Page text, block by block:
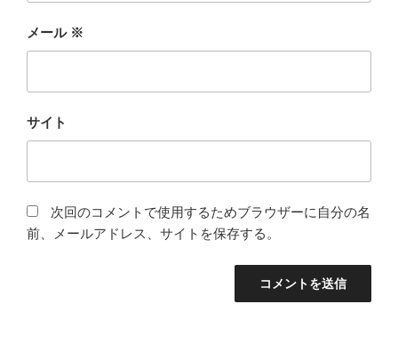
メール ※
サイト
次回のコメントで使用するためブラウザーに自分の名
前、メールアドレス、サイトを保存する。